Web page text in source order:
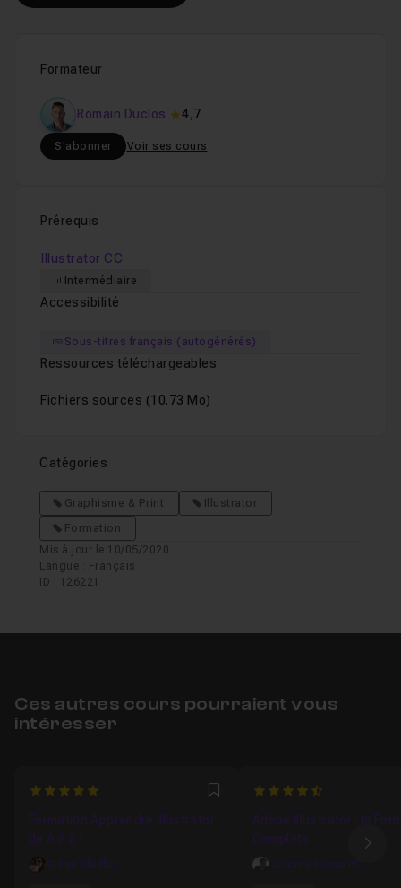
Formateur
Romain Duclos 4,7
S'abonner Voir ses cours
Prérequis
Illustrator CC
Intermédiaire
Accessibilité
Sous-titres français (autogénérés)
Ressources téléchargeables
Fichiers sources (10.73 Mo)
Catégories
Graphisme & Print
Illustrator
Formation
Mis à jour le 10/05/2020
Langue : Français
ID : 126221
Ces autres cours pourraient vous
intéresser
5 Favori
Formation Apprendre Illustrator
de A à Z !
Gilles Pfeiffer
4.625
Adobe Illustrator : la
Complète
Jérome Pomonti